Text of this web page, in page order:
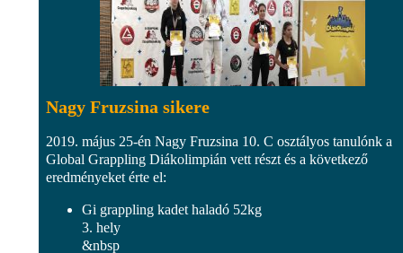
Nagy Fruzsina sikere
2019. május 25-én Nagy Fruzsina 10. C osztályos tanulónk a
Global Grappling Diákolimpián vett részt és a következő
eredményeket érte el:
Gi grappling kadet haladó 52kg
3. hely
&nbsp